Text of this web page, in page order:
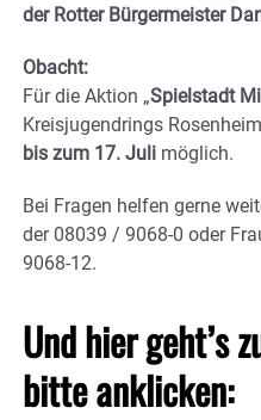
der Rotter Bürgermeister
Obacht:
Für die Aktion „Spielstadt
Kreisjugendrings
bis zum 17. Juli möglich.
Bei Fragen helfen gerne
der 08039 / 9068-0 oder
9068-12.
Und hier geht’s
bitte anklicken: